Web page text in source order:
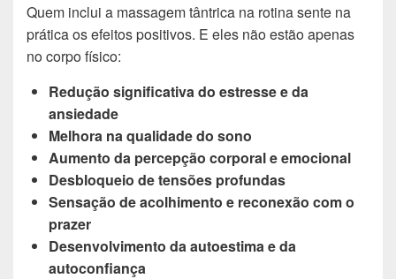
Quem inclui a massagem tântrica na rotina sente na
prática os efeitos positivos. E eles não estão apenas
no corpo físico:
Redução significativa do estresse e da
ansiedade
Melhora na qualidade do sono
Aumento da percepção corporal e emocional
Desbloqueio de tensões profundas
Sensação de acolhimento e reconexão com o
prazer
Desenvolvimento da autoestima e da
autoconfiança